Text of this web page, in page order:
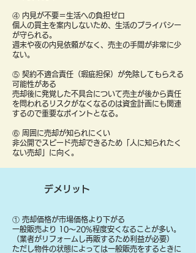
④ 内見が不要＝生活への負担ゼロ
個人の買主を案内しないため、生活のプライバシー
が守られる。
週末や夜の内見依頼がなく、売主の手間が非常に少
ない。
⑤ 契約不適合責任（瑕疵担保）が免除してもらえる
可能性がある
売却後に発覚した不具合について売主が後から責任
を問われるリスクがなくなるのは資金計画にも関連
するので重要なポイントとなる。
⑥ 周囲に売却が知られにくい
非公開でスピード売却できるため「人に知られたく
ない売却」に向く。
デメリット
① 売却価格が市場価格より下がる
一般販売より 10〜20%程度安くなることが多い。
（業者がリフォームし再販するため利益が必要）
ただし物件の状態によっては一般販売をするときに